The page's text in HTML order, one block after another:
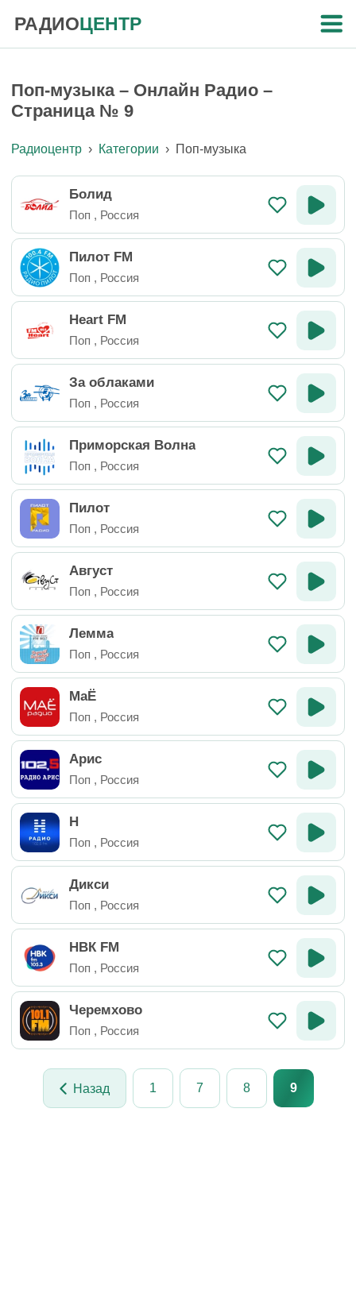
РАДИОЦЕНТР
Поп-музыка – Онлайн Радио –
Страница № 9
Радиоцентр › Категории › Поп-музыка
Болид
Поп , Россия
Пилот FM
Поп , Россия
Heart FM
Поп , Россия
За облаками
Поп , Россия
Приморская Волна
Поп , Россия
Пилот
Поп , Россия
Август
Поп , Россия
Лемма
Поп , Россия
МаЁ
Поп , Россия
Арис
Поп , Россия
Н
Поп , Россия
Дикси
Поп , Россия
НВК FM
Поп , Россия
Черемхово
Поп , Россия
Назад 1 7 8 9